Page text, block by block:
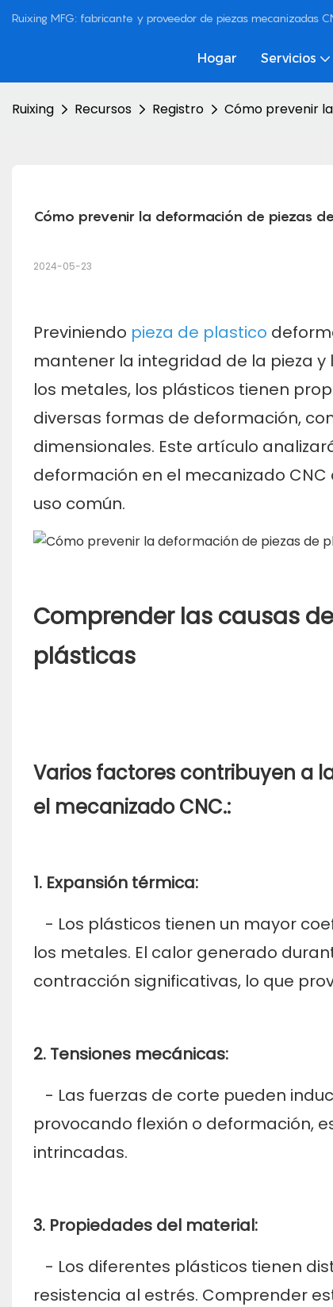
Ruixing MFG: fabricante y proveedor de piezas mecanizadas
Hogar Servicios
Ruixing Recursos Registro Cómo prevenir
Cómo prevenir la deformación de piezas
2024-05-23
Previniendo pieza de plastico
mantener la integridad de la pieza
los metales, los plásticos tienen
diversas formas de deformación,
dimensionales. Este artículo
deformación en el mecanizado
uso común.
Comprender las causas
plásticas
Varios factores contribuyen a
el mecanizado CNC.:
1. Expansión térmica:
- Los plásticos tienen un mayor
los metales. El calor generado
contracción significativas, lo que
2. Tensiones mecánicas:
- Las fuerzas de corte pueden
provocando flexión o deformación,
intrincadas.
3. Propiedades del material:
- Los diferentes plásticos tienen
resistencia al estrés. Comprender